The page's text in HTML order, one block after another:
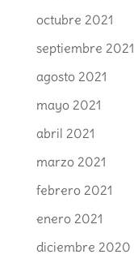
octubre 2021
septiembre 2021
agosto 2021
mayo 2021
abril 2021
marzo 2021
febrero 2021
enero 2021
diciembre 2020